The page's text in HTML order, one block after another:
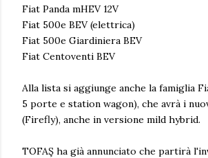
Fiat Panda mHEV 12V
Fiat 500e BEV (elettrica)
Fiat 500e Giardiniera BEV
Fiat Centoventi BEV
Alla lista si aggiunge anche la famiglia
5 porte e station wagon), che avrà i
(Firefly), anche in versione mild hybrid.
TOFAŞ ha già annunciato che partirà